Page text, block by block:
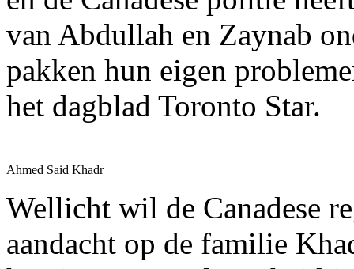
van Abdullah en Zaynab
pakken hun eigen
het dagblad Toronto Star.
Ahmed Said Khadr
Wellicht wil de Canadese
aandacht op de familie